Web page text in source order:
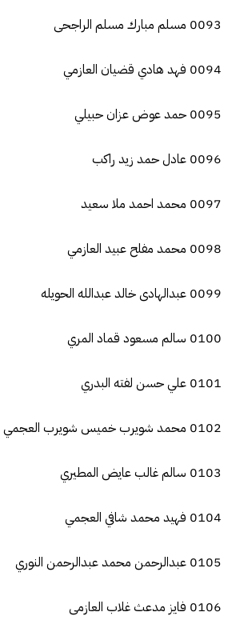
0093 مسلم مبارك مسلم الراجحى
0094 فهد هادي قضيان العازمي
0095 حمد عوض عزان حبيلي
0096 عادل حمد زيد راكب
0097 محمد احمد ملا سعيد
0098 محمد مفلح عبيد العازمي
0099 عبدالهادى خالد عبدالله الحويله
0100 سالم مسعود قماد المري
0101 علي حسن لفته البدري
0102 محمد شويرب خميس شويرب العجمي
0103 سالم غالب عايض المطيري
0104 فهيد محمد شافي العجمي
0105 عبدالرحمن محمد عبدالرحمن النوري
0106 فايز مدعث غلاب العازمى